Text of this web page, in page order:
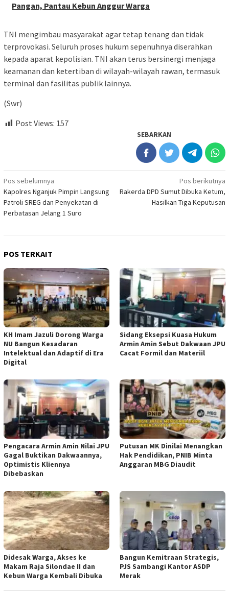
Pangan, Pantau Kebun Anggur Warga
TNI mengimbau masyarakat agar tetap tenang dan tidak
terprovokasi. Seluruh proses hukum sepenuhnya diserahkan
kepada aparat kepolisian. TNI akan terus bersinergi menjaga
keamanan dan ketertiban di wilayah-wilayah rawan, termasuk
terminal dan fasilitas publik lainnya.
(Swr)
Post Views: 157
SEBARKAN
Navigasi
pos
Pos sebelumnya
Kapolres Nganjuk Pimpin Langsung
Patroli SREG dan Penyekatan di
Perbatasan Jelang 1 Suro
Pos berikutnya
Rakerda DPD Sumut Dibuka Ketum,
Hasilkan Tiga Keputusan
POS TERKAIT
KH Imam Jazuli Dorong Warga
NU Bangun Kesadaran
Intelektual dan Adaptif di Era
Digital
‎Sidang Eksepsi Kuasa Hukum
Armin Amin Sebut Dakwaan JPU
Cacat Formil dan Materiil
‎Pengacara Armin Amin Nilai JPU
Gagal Buktikan Dakwaannya,
Optimistis Kliennya
Dibebaskan
Putusan MK Dinilai Menangkan
Hak Pendidikan, PNIB Minta
Anggaran MBG Diaudit
Didesak Warga, Akses ke
Makam Raja Silondae II dan
Kebun Warga Kembali Dibuka
Bangun Kemitraan Strategis,
PJS Sambangi Kantor ASDP
Merak